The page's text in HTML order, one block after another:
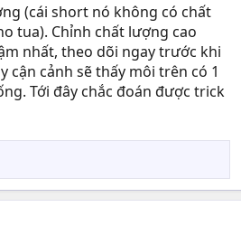
(cái short nó không có chất
tua). Chỉnh chất lượng cao
nhất, theo dõi ngay trước khi
cận cảnh sẽ thấy môi trên có 1
Tới đây chắc đoán được trick